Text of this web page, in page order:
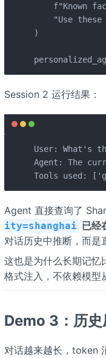
f"Known
"Use these
)
Session 2 运行结果：
User: What's
Agent: The
Tools used:
Agent 直接查询了
ity=shanghai 已经
对话历史中推断，而是
这也是为什么长期记忆
格式注入，不依赖模型
Demo 3：历史
对话越来越长，token